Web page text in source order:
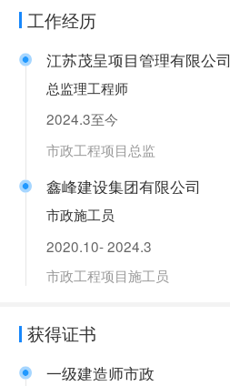
工作经历
江苏茂呈项目管理有限公司
总监理工程师
2024.3至今
市政工程项目总监
鑫峰建设集团有限公司
市政施工员
2020.10- 2024.3
市政工程项目施工员
获得证书
一级建造师市政